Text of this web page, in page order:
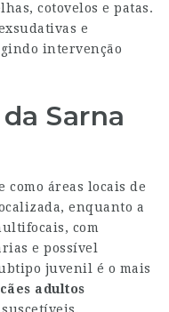
cotovelos e patas.
e
intervenção
Sarna
como áreas locais de
enquanto a
com
e possível
juvenil é o mais
adultos